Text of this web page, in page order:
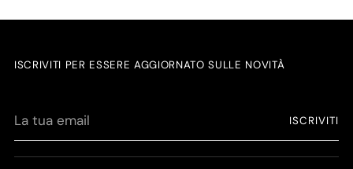
ISCRIVITI PER ESSERE AGGIORNATO SULLE NOVITÀ
tua
ISCRIVITI